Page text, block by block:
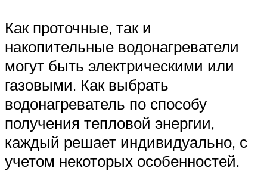
Как проточные, так и
накопительные водонагреватели
могут быть электрическими или
газовыми. Как выбрать
водонагреватель по способу
получения тепловой энергии,
каждый решает индивидуально, с
учетом некоторых особенностей.